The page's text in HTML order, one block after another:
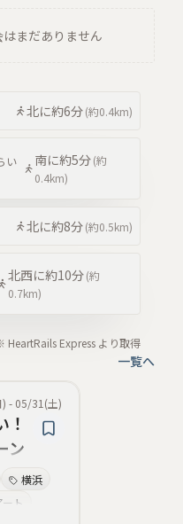
まだありません
北に約6分(約0.4km)
い
南に約5分(約
0.4km)
北に約8分(約0.5km)
北西に約10分(約
0.7km)
HeartRails Express より取得
一覧へ
- 05/31(土)
！
ン
横浜
ト